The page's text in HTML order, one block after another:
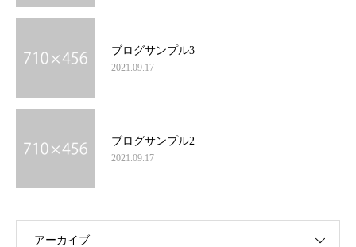
ブログサンプル3
2021.09.17
ブログサンプル2
2021.09.17
アーカイブ